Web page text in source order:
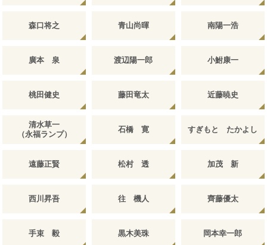
森口将之 青山尚暉 南陽一浩
廣本 泉 渡辺陽一郎 小鮒康一
桃田健史 藤田竜太 近藤暁史
清水草一
（永福ランプ）
石橋 寛 すぎもと たかよし
遠藤正賢 松村 透 加茂 新
西川昇吾 往 機人 齊藤優太
手束 毅 黒木美珠 岡本幸一郎